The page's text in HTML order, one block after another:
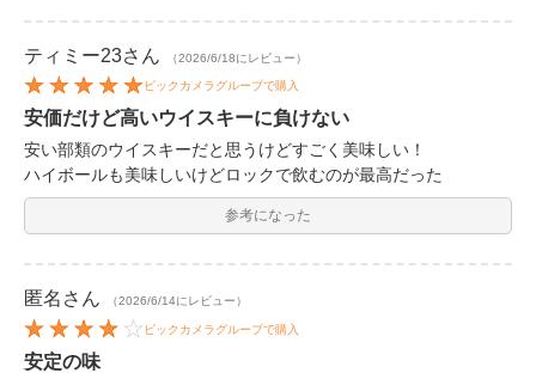
ティミー23さん （2026/6/18にレビュー）
ビックカメラグループで購入
安価だけど高いウイスキーに負けない
安い部類のウイスキーだと思うけどすごく美味しい！
ハイボールも美味しいけどロックで飲むのが最高だった
参考になった
匿名 さん （2026/6/14にレビュー）
ビックカメラグループで購入
安定の味